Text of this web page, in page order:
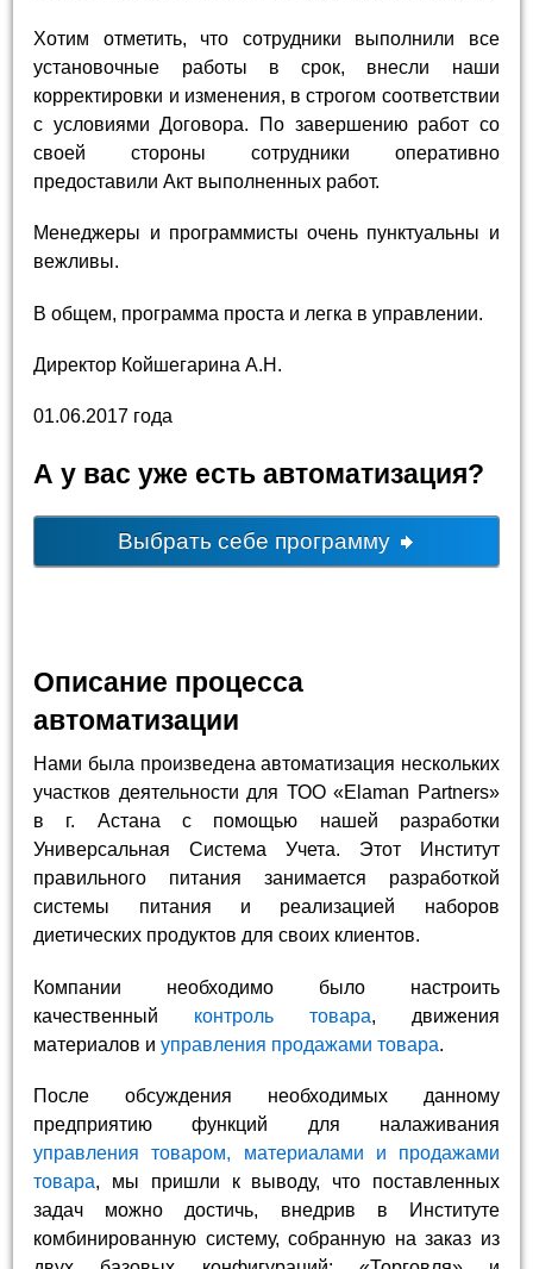
Хотим отметить, что сотрудники выполнили все
установочные работы в срок, внесли наши
корректировки и изменения, в строгом соответствии
с условиями Договора. По завершению работ со
своей стороны сотрудники оперативно
предоставили Акт выполненных работ.
Менеджеры и программисты очень пунктуальны и
вежливы.
В общем, программа проста и легка в управлении.
Директор Койшегарина А.Н.
01.06.2017 года
А у вас уже есть автоматизация?
Выбрать себе программу
Описание процесса
автоматизации
Нами была произведена автоматизация нескольких
участков деятельности для ТОО «Elaman Partners»
в г. Астана с помощью нашей разработки
Универсальная Система Учета. Этот Институт
правильного питания занимается разработкой
системы питания и реализацией наборов
диетических продуктов для своих клиентов.
Компании необходимо было настроить
качественный контроль товара, движения
материалов иуправления продажами товара.
После обсуждения необходимых данному
предприятию функций для налаживания
управления товаром, материалами и продажами
товара, мы пришли к выводу, что поставленных
задач можно достичь, внедрив в Институте
комбинированную систему, собранную на заказ из